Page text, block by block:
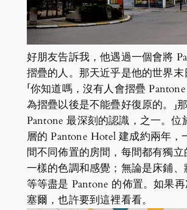
好朋友告訴我，他遇過一個會將
摺疊的人。那天近乎是他的世界末
「你知道嗎，沒有人會摺疊
為摺疊以後是不能疊好復原的。」
Pantone 最深刻的認識，之一。位
層的 Pantone Hotel 建成約兩年，
間不同佈置的房間，每間都有獨
一樣的色調和感覺；無論是床鋪
等等盡是 Pantone 的佈置。如果
塞爾，也許要到這裡看看。